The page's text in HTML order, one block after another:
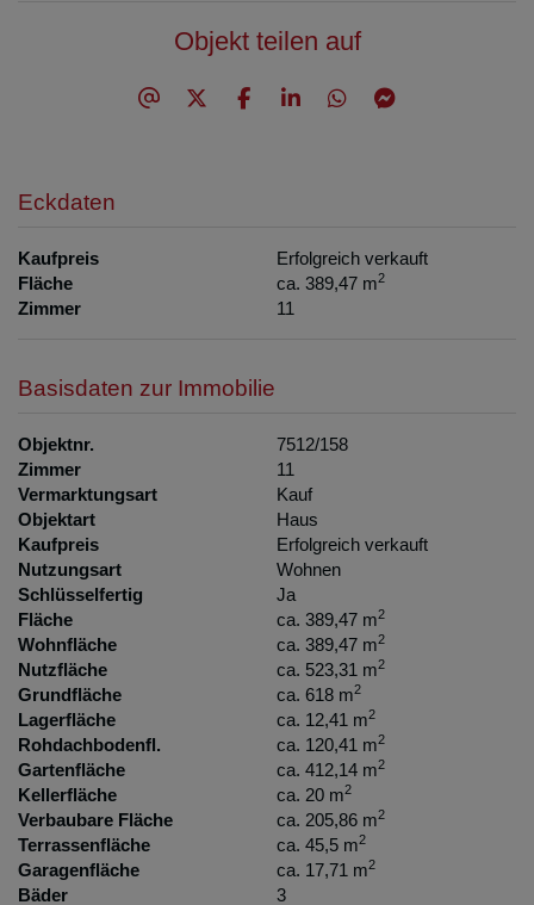
Objekt teilen auf
Eckdaten
Kaufpreis
Erfolgreich verkauft
Fläche
ca. 389,47 m2
Zimmer 11
Basisdaten zur Immobilie
Objektnr.
7512/158
Zimmer
11
Vermarktungsart
Kauf
Objektart
Haus
Kaufpreis
Erfolgreich verkauft
Nutzungsart
Wohnen
Schlüsselfertig
Ja
Fläche
ca. 389,47 m2
Wohnfläche ca. 389,47 m2
Nutzfläche ca. 523,31 m2
Grundfläche ca. 618 m2
Lagerfläche ca. 12,41 m2
Rohdachbodenfl. ca. 120,41 m2
Gartenfläche ca. 412,14 m2
Kellerfläche ca. 20 m2
Verbaubare Fläche ca. 205,86 m2
Terrassenfläche ca. 45,5 m2
Garagenfläche ca. 17,71 m2
Bäder
3